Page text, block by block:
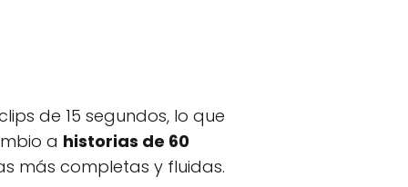
de 15 segundos, lo que
a historias de 60
más completas y fluidas.